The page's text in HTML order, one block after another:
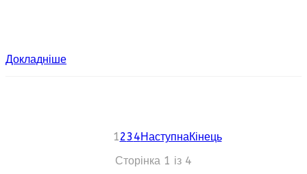
Докладніше
1234НаступнаКінець
Сторінка 1 із 4